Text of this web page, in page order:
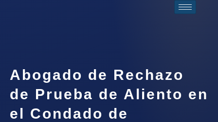
Abogado de Rechazo
de Prueba de Aliento en
el Condado de